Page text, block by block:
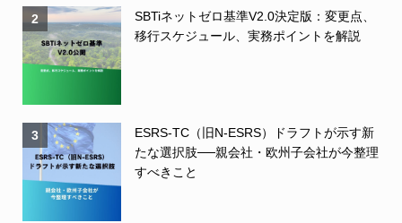
2
SBTiネットゼロ基準V2.0決定版：変更点、
移行スケジュール、実務ポイントを解説
3
ESRS-TC（旧N-ESRS）ドラフトが示す新
たな選択肢──親会社・欧州子会社が今整理
すべきこと